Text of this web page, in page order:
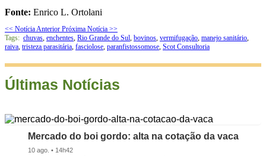
Fonte: Enrico L. Ortolani
<< Notícia Anterior Próxima Notícia >>
Tags: chuvas enchentes Rio Grande do Sul bovinos vermifugação manejo sanitário
raiva tristeza parasitária fasciolose paranfistossomose Scot Consultoria
Últimas Notícias
Mercado do boi gordo: alta na cotação da vaca
10 ago. • 14h42